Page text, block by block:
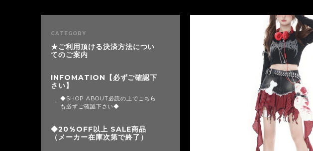
CATEGORY
★ご利用頂ける決済方法につい
てのご案内
INFOMATION【必ずご確認下
さい】
◆SHOP ABOUT必読の上でこちら
も必ずご確認下さい◆
◆20％OFF以上 SALE商品
（メーカー在庫次第で終了）